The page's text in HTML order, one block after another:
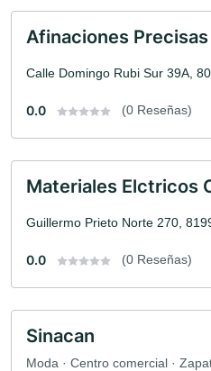
Afinaciones
Calle Domingo Rubi Sur 39A,
0.0 (0 Reseñas)
Materiales Elctricos
Guillermo Prieto Norte 270,
0.0 (0 Reseñas)
Sinacan
Moda · Centro comercial ·